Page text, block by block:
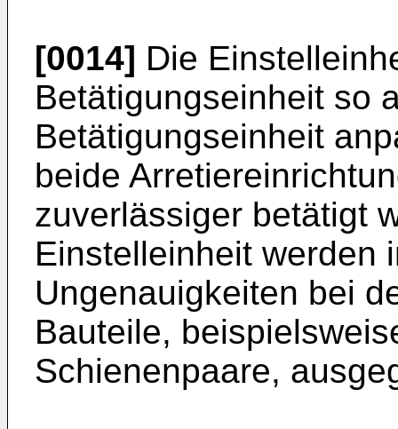
[0014] Die
Betätigungseinheit so
Betätigungseinheit
beide
zuverlässiger betätigt
Einstelleinheit werden
Ungenauigkeiten bei
Bauteile,
Schienenpaare,